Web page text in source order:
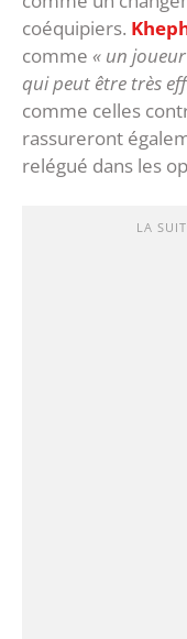
coéquipiers.
comme « un
qui peut être très
comme celles
rassureront
relégué dans les
LA